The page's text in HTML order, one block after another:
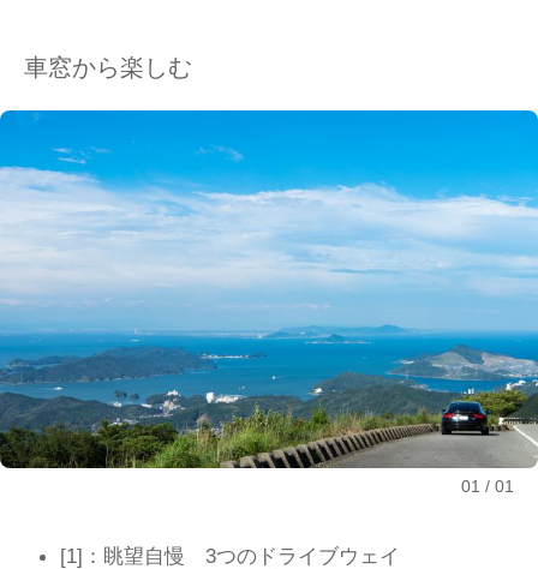
車窓から楽しむ
01 01
[1]：眺望自慢 3つのドライブウェイ